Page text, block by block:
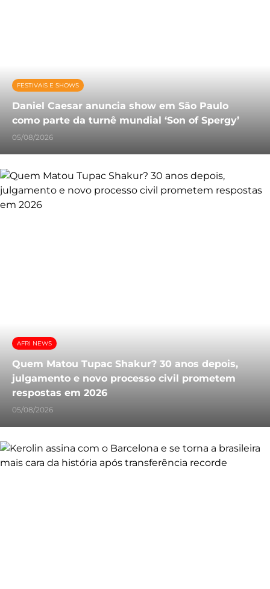
FESTIVAIS E SHOWS
Daniel Caesar anuncia show em São Paulo
como parte da turnê mundial ‘Son of Spergy’
05/08/2026
AFRI NEWS
Quem Matou Tupac Shakur? 30 anos depois,
julgamento e novo processo civil prometem
respostas em 2026
05/08/2026